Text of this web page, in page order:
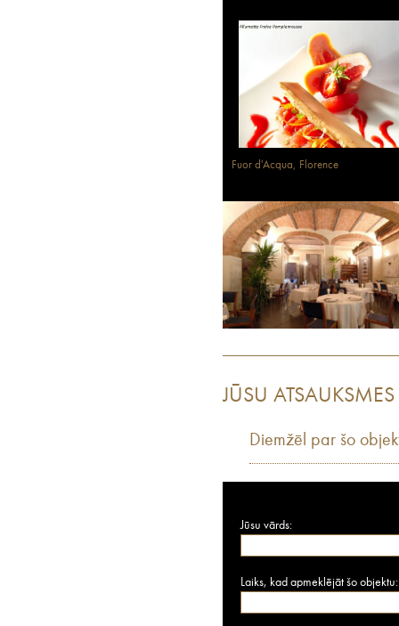
Fuor d'Acqua, Florence
JŪSU ATSAUKSMES
Diemžēl par šo
Jūsu vārds:
Laiks, kad apmeklējāt šo objektu: